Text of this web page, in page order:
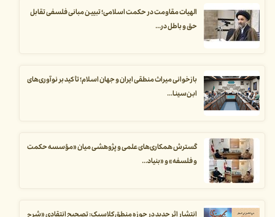
الهیات مقاومت در حکمت اسلامی؛ تبیین مبانی فلسفی تقابل
حق و باطل در...
بازخوانی میراث منطقی ایران و جهان اسلام؛ تأکید بر نوآوری‌های
ابن‌سینا...
گسترش همکاری‌های علمی و پژوهشی میان «مؤسسه حکمت
و فلسفه» و «بنیاد...